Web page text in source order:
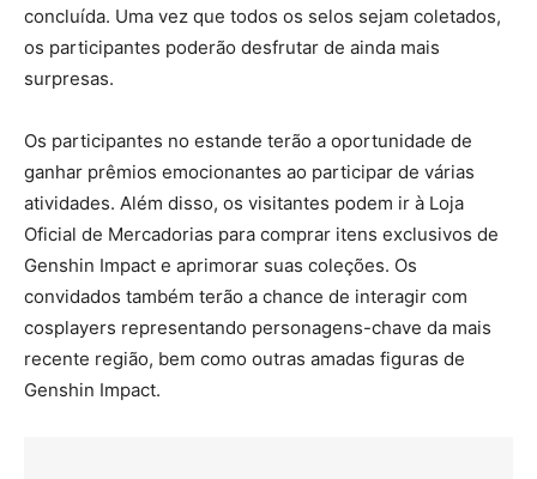
concluída. Uma vez que todos os selos sejam coletados,
os participantes poderão desfrutar de ainda mais
surpresas.
Os participantes no estande terão a oportunidade de
ganhar prêmios emocionantes ao participar de várias
atividades. Além disso, os visitantes podem ir à Loja
Oficial de Mercadorias para comprar itens exclusivos de
Genshin Impact e aprimorar suas coleções. Os
convidados também terão a chance de interagir com
cosplayers representando personagens-chave da mais
recente região, bem como outras amadas figuras de
Genshin Impact.